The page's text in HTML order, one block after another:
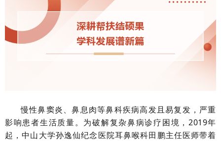
慢性鼻窦炎、鼻息肉等鼻科疾病高发且易复发，严重
影响患者生活质量。为破解复杂鼻病诊疗困境，2019年
起，中山大学孙逸仙纪念医院耳鼻喉科田鹏主任医师带着